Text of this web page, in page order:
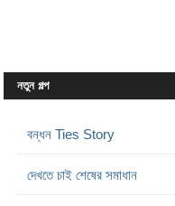
নতুন গল্প
বন্ধন Ties Story
দেখতে চাই শেষের সমাধান